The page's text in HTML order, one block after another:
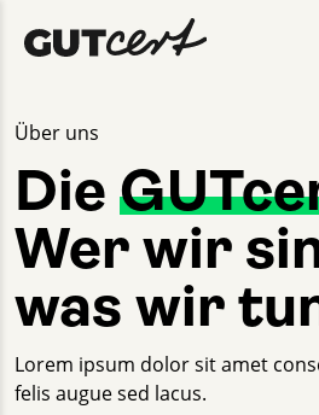
Über uns
Die
Wer wir
was wir
Lorem ipsum dolor sit amet
felis augue sed lacus.